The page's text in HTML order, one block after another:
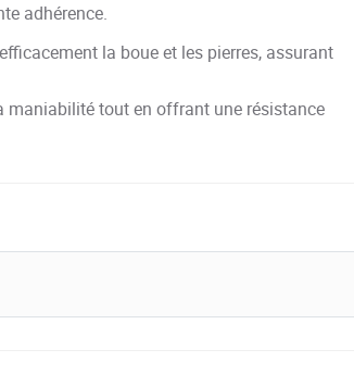
adhérence.
la boue et les pierres, assurant
maniabilité tout en offrant une résistance